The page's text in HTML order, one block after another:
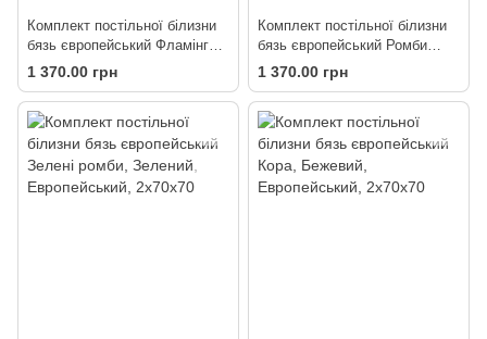
Комплект постільної білизни
бязь європейський Фламінго
на блакитному
1 370.00 грн
Комплект постільної білизни
бязь європейський Ромби
темно сині
1 370.00 грн